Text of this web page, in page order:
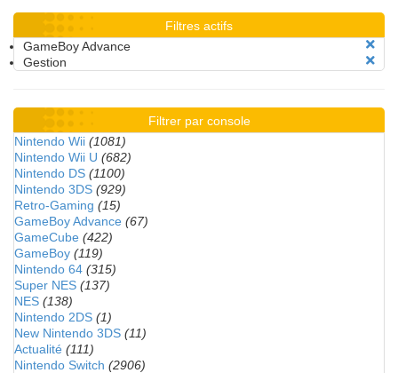
Filtres actifs
GameBoy Advance
Gestion
Filtrer par console
Nintendo Wii (1081)
Nintendo Wii U (682)
Nintendo DS (1100)
Nintendo 3DS (929)
Retro-Gaming (15)
GameBoy Advance (67)
GameCube (422)
GameBoy (119)
Nintendo 64 (315)
Super NES (137)
NES (138)
Nintendo 2DS (1)
New Nintendo 3DS (11)
Actualité (111)
Nintendo Switch (2906)